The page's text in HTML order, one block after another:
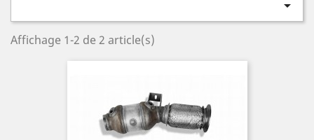

Affichage 1-2 de 2 article(s)